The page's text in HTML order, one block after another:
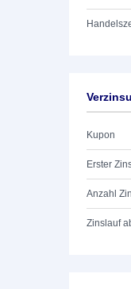
Kupon
Erster
Anzahl
Zinslauf